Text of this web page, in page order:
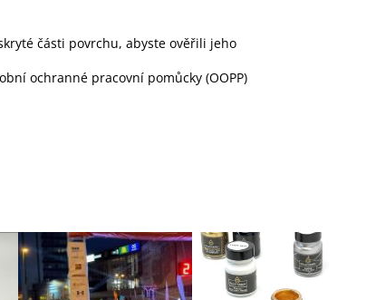
části povrchu, abyste ověřili jeho
ochranné pracovní pomůcky (OOPP)